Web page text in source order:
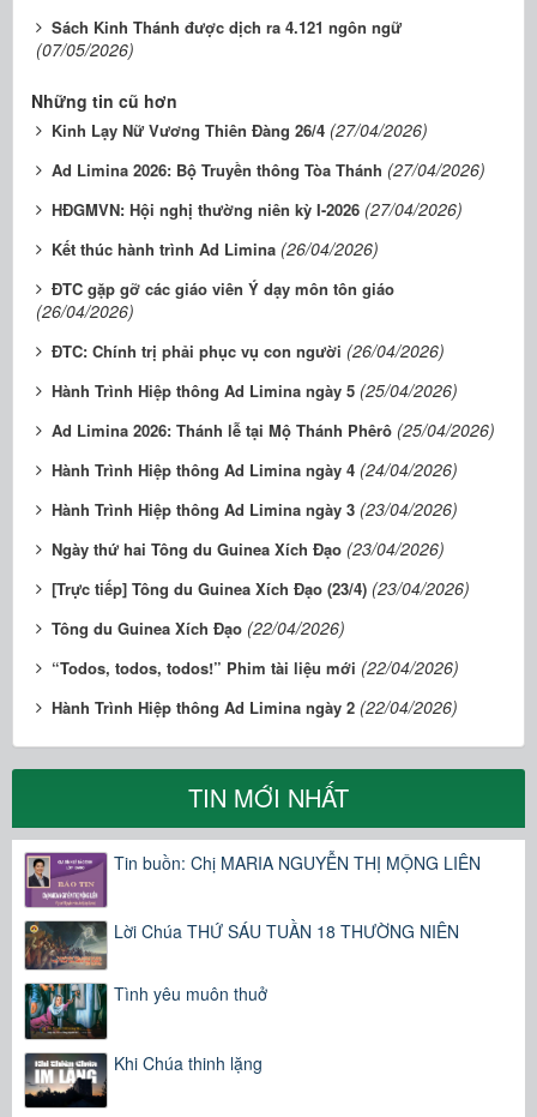
Sách Kinh Thánh được dịch ra 4.121 ngôn ngữ
(07/05/2026)
Những tin cũ hơn
Kinh Lạy Nữ Vương Thiên Đàng 26/4 (27/04/2026)
Ad Limina 2026: Bộ Truyền thông Tòa Thánh (27/04/2026)
HĐGMVN: Hội nghị thường niên kỳ I-2026 (27/04/2026)
Kết thúc hành trình Ad Limina (26/04/2026)
ĐTC gặp gỡ các giáo viên Ý dạy môn tôn giáo
(26/04/2026)
ĐTC: Chính trị phải phục vụ con người (26/04/2026)
Hành Trình Hiệp thông Ad Limina ngày 5 (25/04/2026)
Ad Limina 2026: Thánh lễ tại Mộ Thánh Phêrô (25/04/2026)
Hành Trình Hiệp thông Ad Limina ngày 4 (24/04/2026)
Hành Trình Hiệp thông Ad Limina ngày 3 (23/04/2026)
Ngày thứ hai Tông du Guinea Xích Đạo (23/04/2026)
[Trực tiếp] Tông du Guinea Xích Đạo (23/4) (23/04/2026)
Tông du Guinea Xích Đạo (22/04/2026)
“Todos, todos, todos!” Phim tài liệu mới (22/04/2026)
Hành Trình Hiệp thông Ad Limina ngày 2 (22/04/2026)
TIN MỚI NHẤT
Tin buồn: Chị MARIA NGUYỄN THỊ MỘNG LIÊN
Lời Chúa THỨ SÁU TUẦN 18 THƯỜNG NIÊN
Tình yêu muôn thuở
Khi Chúa thinh lặng